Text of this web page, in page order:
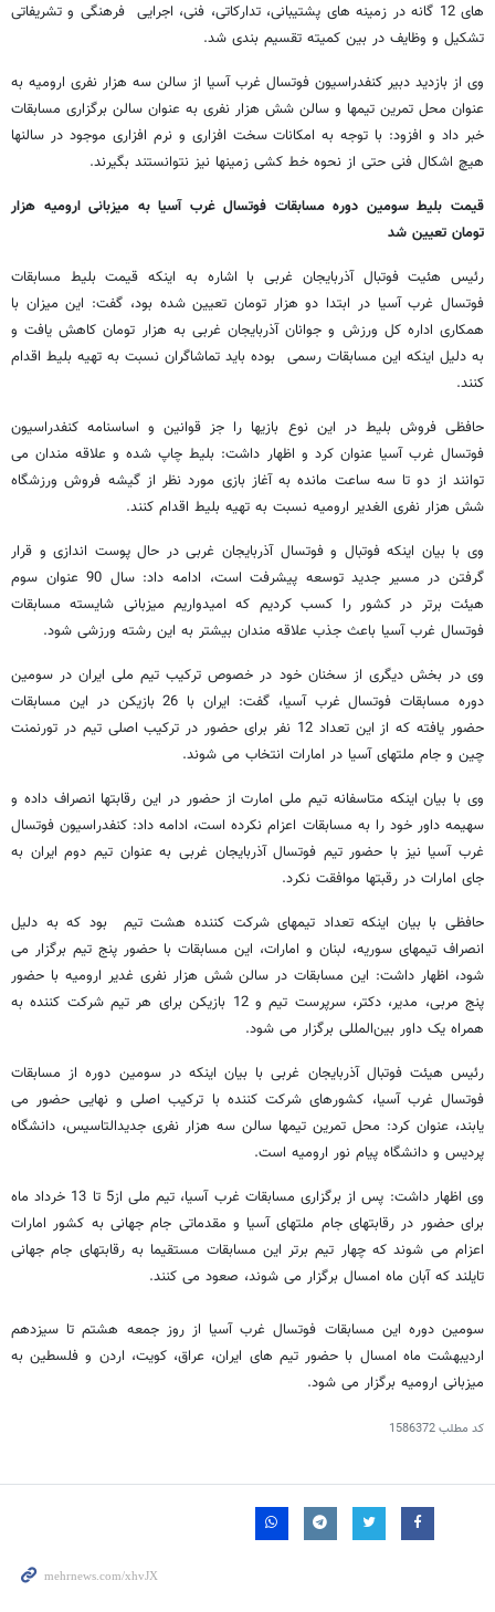
های 12 گانه در زمینه های پشتیبانی، تدارکاتی، فنی، اجرایی فرهنگی و تشریفاتی
تشکیل و وظایف در بین کمیته تقسیم بندی شد.
وی از بازدید دبیر کنفدراسیون فوتسال غرب آسیا از سالن سه هزار نفری ارومیه به
عنوان محل تمرین تیمها و سالن شش هزار نفری به عنوان سالن برگزاری مسابقات
خبر داد و افزود: با توجه به امکانات سخت افزاری و نرم افزاری موجود در سالنها
هیچ اشکال فنی حتی از نحوه خط کشی زمینها نیز نتوانستند بگیرند.
قیمت بلیط سومین دوره مسابقات فوتسال غرب آسیا به میزبانی ارومیه هزار
تومان تعیین شد
رئیس هئیت فوتبال آذربایجان غربی با اشاره به اینکه قیمت بلیط مسابقات
فوتسال غرب آسیا در ابتدا دو هزار تومان تعیین شده بود، گفت: این میزان با
همکاری اداره کل ورزش و جوانان آذربایجان غربی به هزار تومان کاهش یافت و
به دلیل اینکه این مسابقات رسمی بوده باید تماشاگران نسبت به تهیه بلیط اقدام
کنند.
حافظی فروش بلیط در این نوع بازیها را جز قوانین و اساسنامه کنفدراسیون
فوتسال غرب آسیا عنوان کرد و اظهار داشت: بلیط چاپ شده و علاقه مندان می
توانند از دو تا سه ساعت مانده به آغاز بازی مورد نظر از گیشه فروش ورزشگاه
شش هزار نفری الغدیر ارومیه نسبت به تهیه بلیط اقدام کنند.
وی با بیان اینکه فوتبال و فوتسال آذربایجان غربی در حال پوست اندازی و قرار
گرفتن در مسیر جدید توسعه پیشرفت است، ادامه داد: سال 90 عنوان سوم
هیئت برتر در کشور را کسب کردیم که امیدواریم میزبانی شایسته مسابقات
فوتسال غرب آسیا باعث جذب علاقه مندان بیشتر به این رشته ورزشی شود.
وی در بخش دیگری از سخنان خود در خصوص ترکیب تیم ملی ایران در سومین
دوره مسابقات فوتسال غرب آسیا، گفت: ایران با 26 بازیکن در این مسابقات
حضور یافته که از این تعداد 12 نفر برای حضور در ترکیب اصلی تیم در تورنمنت
چین و جام ملتهای آسیا در امارات انتخاب می شوند.
وی با بیان اینکه متاسفانه تیم ملی امارت از حضور در این رقابتها انصراف داده و
سهیمه داور خود را به مسابقات اعزام نکرده است، ادامه داد: کنفدراسیون فوتسال
غرب آسیا نیز با حضور تیم فوتسال آذربایجان غربی به عنوان تیم دوم ایران به
جای امارات در رقبتها موافقت نکرد.
حافظی با بیان اینکه تعداد تیمهای شرکت‌ کننده هشت تیم بود که به دلیل
انصراف تیمهای سوریه، لبنان و امارات، این مسابقات با حضور پنج تیم برگزار می‌
شود، اظهار داشت: این مسابقات در سالن شش هزار نفری غدیر ارومیه با حضور
پنج مربی، مدیر، دکتر، سرپرست تیم و 12 بازیکن برای هر تیم شرکت ‌کننده به
همراه یک داور بین‌المللی برگزار می شود.
رئیس هیئت فوتبال آذربایجان غربی با بیان اینکه در سومین دوره از مسابقات
فوتسال غرب آسیا، کشورهای شرکت ‌کننده با ترکیب اصلی و نهایی حضور می
یابند، عنوان کرد: محل تمرین تیمها سالن سه هزار نفری جدیدالتاسیس، دانشگاه
پردیس و دانشگاه پیام نور ارومیه است.
وی اظهار داشت: پس از برگزاری مسابقات غرب آسیا، تیم ملی از5 تا 13 خرداد ماه
برای حضور در رقابتهای جام ملتهای آسیا و مقدماتی جام جهانی به کشور امارات
اعزام می شوند که چهار تیم برتر این مسابقات مستقیما به رقابتهای جام جهانی
تایلند که آبان ماه امسال برگزار می شوند، صعود می کنند.
سومین دوره این مسابقات فوتسال غرب آسیا از روز جمعه هشتم تا سیزدهم
اردیبهشت ماه امسال با حضور تیم های ایران، عراق، کویت، اردن و فلسطین به
میزبانی ارومیه برگزار می شود.
کد مطلب1586372